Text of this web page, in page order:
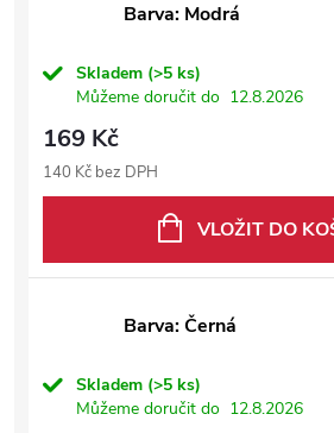
Barva: Modrá
Skladem (>5 ks)
Můžeme doručit do 12.8.2026
169 Kč
140 Kč bez DPH
VLOŽIT DO
Barva: Černá
Skladem (>5 ks)
Můžeme doručit do 12.8.2026